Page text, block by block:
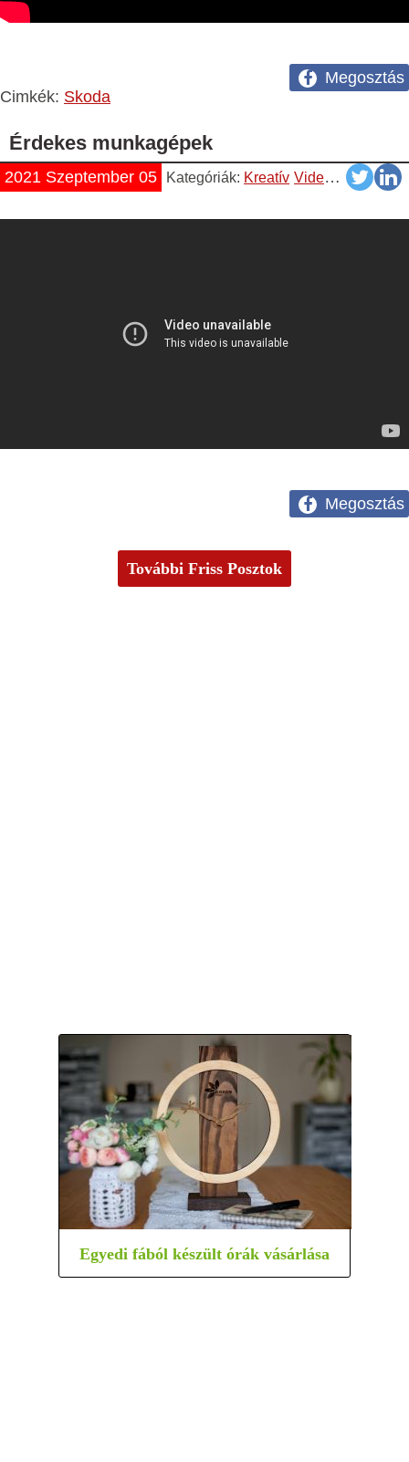
Megosztás
Cimkék: Skoda
Érdekes munkagépek
2021 Szeptember 05 Kategóriák: Kreatív Videók YouTube
Megosztás
További Friss Posztok
Egyedi fából készült órák vásárlása